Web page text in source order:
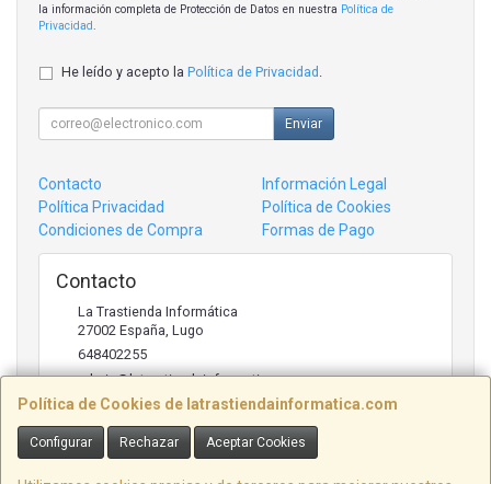
Política de Cookies de latrastiendainformatica.com
Configurar Rechazar Aceptar Cookies
la información completa de Protección de Datos en nuestra Política de
Privacidad
He leído y acepto la Política de Privacidad
Enviar
Contacto
Información Legal
Política Privacidad
Política de Cookies
Condiciones de Compra
Formas de Pago
Contacto
La Trastienda Informática
27002 España Lugo
648402255
admin@latrastiendainformatica.com
Horario